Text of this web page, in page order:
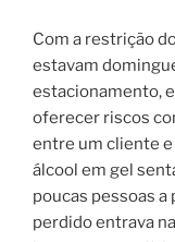
Com a restrição
estavam
estacionamento,
oferecer riscos
entre um cliente
álcool em gel
poucas pessoas a
perdido entrava